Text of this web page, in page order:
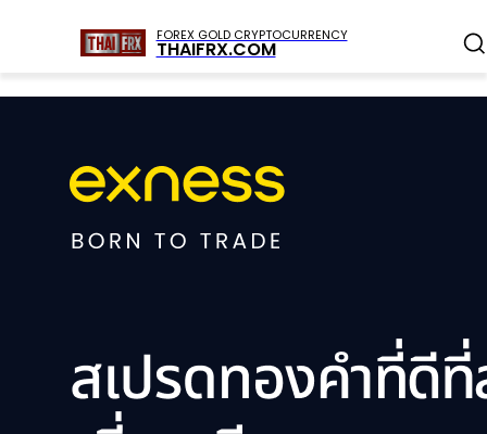
FOREX GOLD CRYPTOCURRENCY
THAIFRX.COM